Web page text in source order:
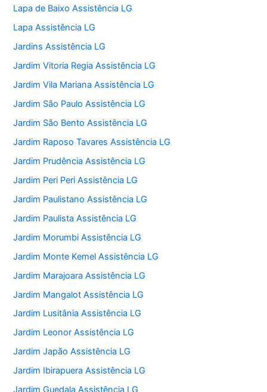
Lapa de Baixo Assistência LG
Lapa Assistência LG
Jardins Assistência LG
Jardim Vitoria Regia Assistência LG
Jardim Vila Mariana Assistência LG
Jardim São Paulo Assistência LG
Jardim São Bento Assistência LG
Jardim Raposo Tavares Assistência LG
Jardim Prudência Assistência LG
Jardim Peri Peri Assistência LG
Jardim Paulistano Assistência LG
Jardim Paulista Assistência LG
Jardim Morumbi Assistência LG
Jardim Monte Kemel Assistência LG
Jardim Marajoara Assistência LG
Jardim Mangalot Assistência LG
Jardim Lusitânia Assistência LG
Jardim Leonor Assistência LG
Jardim Japão Assistência LG
Jardim Ibirapuera Assistência LG
Jardim Guedala Assistência LG